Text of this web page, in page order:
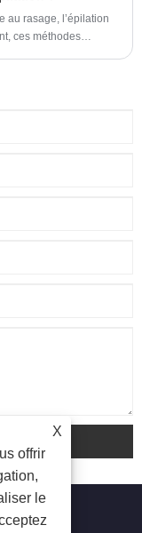
au rasage, l’épilation
ces méthodes
Alexandrite
X
offrir
le